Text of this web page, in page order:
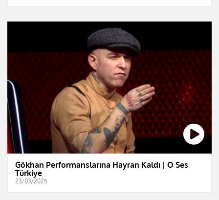
Gökhan Performanslarına Hayran Kaldı | O Ses
Türkiye
23/03/2025